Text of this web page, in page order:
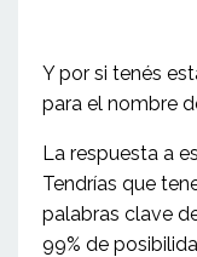
Y por si tenés
para el nombre
La respuesta a
Tendrías que
palabras clave
99% de